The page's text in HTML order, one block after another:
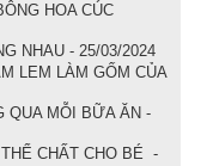
HOA CÚC
NHAU - 25/03/2024
LEM LÀM GỐM CỦA
QUA MỖI BỮA ĂN -
CHẤT CHO BÉ -